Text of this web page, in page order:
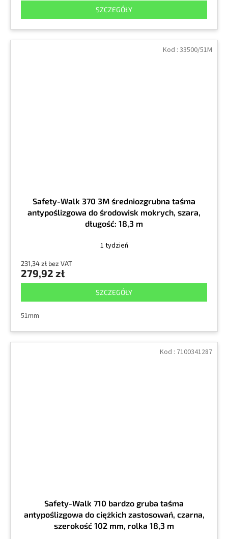
SZCZEGÓŁY
Safety-Walk 370 3M średniozgrubna taśma
antypoślizgowa do środowisk mokrych, szara,
długość: 18,3 m
1 tydzień
231,34 zł bez VAT
279,92 zł
SZCZEGÓŁY
51mm
Kod : 33500/51M
Safety-Walk 710 bardzo gruba taśma
antypoślizgowa do ciężkich zastosowań, czarna,
szerokość 102 mm, rolka 18,3 m
Kod : 7100341287